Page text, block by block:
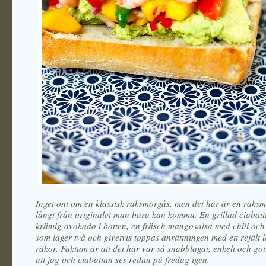
Inget ont om en klassisk räksmörgås, men det här är en
långt från originalet man bara kan komma. En grillad
krämig avokado i botten, en fräsch mangosalsa med chili
som lager två och givetvis toppas anrättningen med ett rejält
räkor. Faktum är att det här var så snabblagat, enkelt och
att jag och ciabattan ses redan på fredag igen.